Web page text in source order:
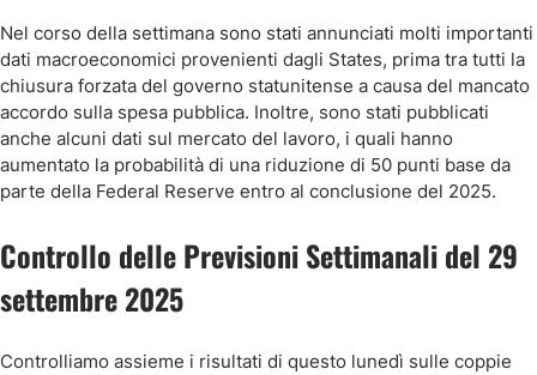
Nel corso della settimana sono stati annunciati molti importanti
dati macroeconomici provenienti dagli States, prima tra tutti la
chiusura forzata del governo statunitense a causa del mancato
accordo sulla spesa pubblica. Inoltre, sono stati pubblicati
anche alcuni dati sul mercato del lavoro, i quali hanno
aumentato la probabilità di una riduzione di 50 punti base da
parte della Federal Reserve entro al conclusione del 2025.
Controllo delle Previsioni Settimanali del 29
settembre 2025
Controlliamo assieme i risultati di questo lunedì sulle coppie